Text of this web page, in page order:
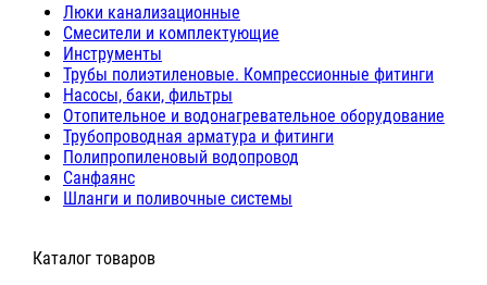
Люки канализационные
Cмесители и комплектующие
Инструменты
Трубы полиэтиленовые. Компрессионные фитинги
Насосы, баки, фильтры
Отопительное и водонагревательное оборудование
Трубопроводная арматура и фитинги
Полипропиленовый водопровод
Санфаянс
Шланги и поливочные системы
⠀Каталог товаров